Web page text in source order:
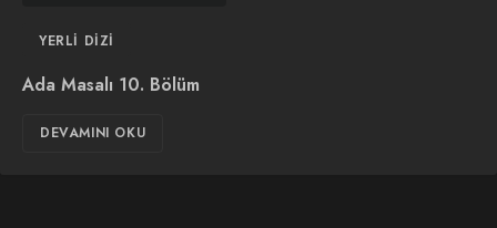
YERLI DIZI
Ada Masalı 10. Bölüm
DEVAMINI OKU